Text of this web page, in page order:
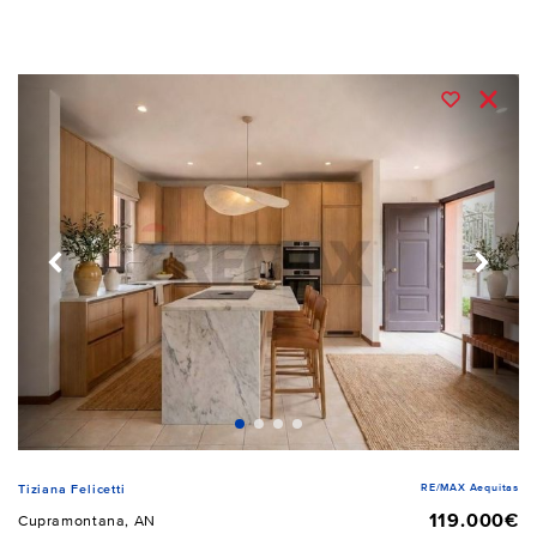
Tiziana Felicetti RE/MAX Aequitas
Cupramontana, AN
119.000€